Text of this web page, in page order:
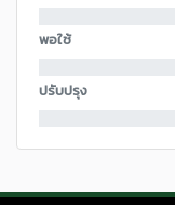
พอใช้
ปรับปรุง